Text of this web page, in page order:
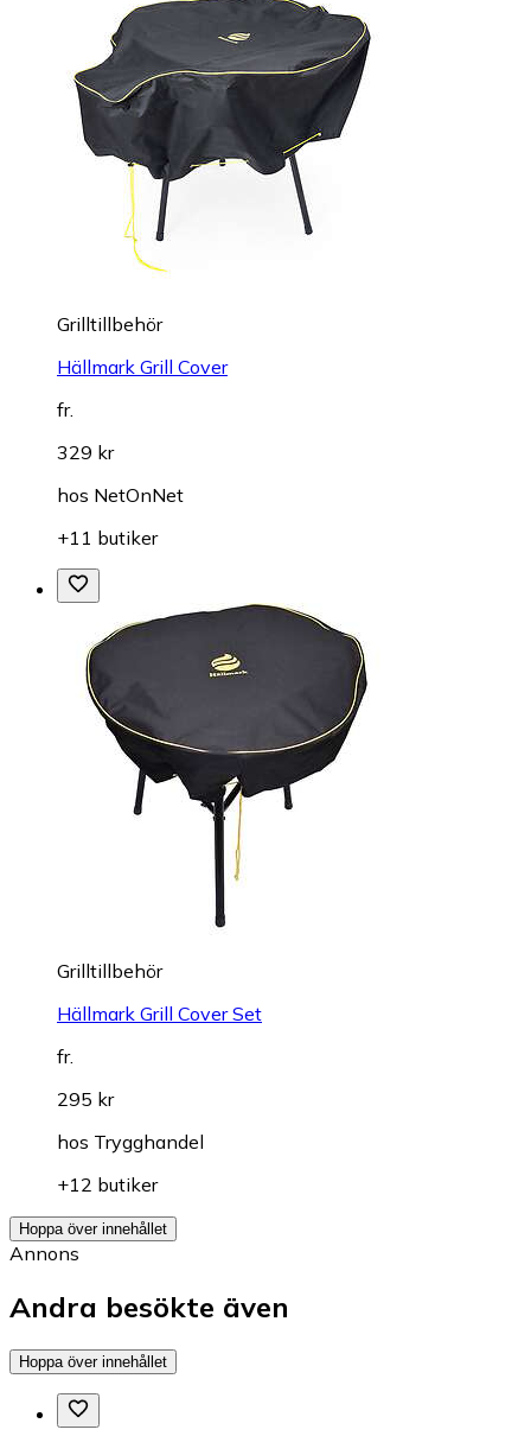
Grilltillbehör
Hällmark Grill Cover
fr.
329 kr
hos NetOnNet
+11 butiker
Grilltillbehör
Hällmark Grill Cover Set
fr.
295 kr
hos Trygghandel
+12 butiker
Hoppa över innehållet
Annons
Andra besökte även
Hoppa över innehållet